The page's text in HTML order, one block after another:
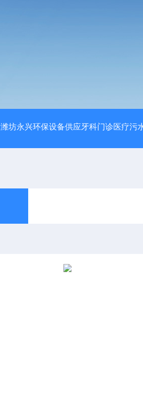
潍坊永兴环保设备供应牙科门诊医疗污